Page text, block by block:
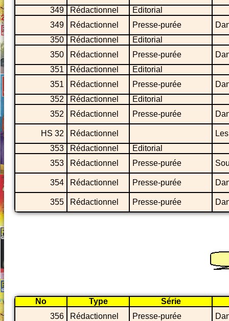
349
Rédactionnel
Editorial
349
Rédactionnel Presse-purée
350
Rédactionnel
Editorial
350
Rédactionnel Presse-purée
351
Rédactionnel
Editorial
351
Rédactionnel Presse-purée
352
Rédactionnel
Editorial
352
Rédactionnel Presse-purée
HS 32 Rédactionnel
353
Rédactionnel
Editorial
353
Rédactionnel Presse-purée
354 Rédactionnel Presse-purée
355 Rédactionnel Presse-purée
No Type
Série
356
Rédactionnel Presse-purée